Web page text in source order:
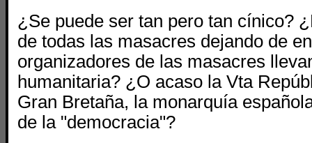
¿Se puede ser tan pero tan cínico?
de todas las masacres dejando de
organizadores de las masacres
humanitaria? ¿O acaso la Vta
Gran Bretaña, la monarquía
de la "democracia"?